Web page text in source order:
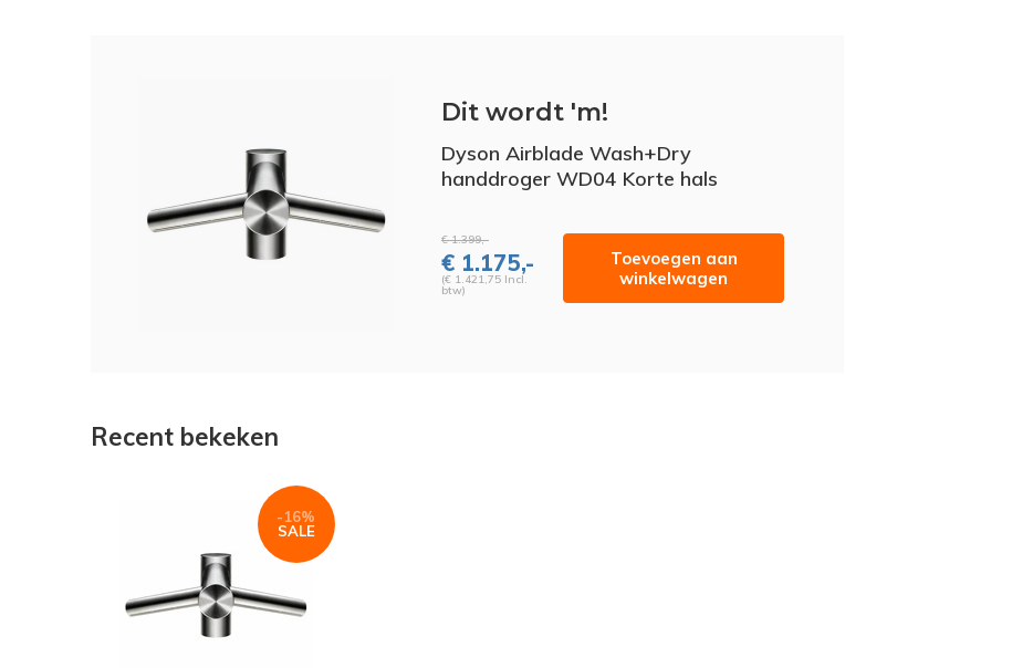
Dit wordt 'm!
Dyson Airblade Wash+Dry
handdroger WD04 Korte hals
€ 1.399,-
€ 1.175,-
(€ 1.421,75 Incl.
btw)
Toevoegen aan
winkelwagen
Recent bekeken
-16%
SALE